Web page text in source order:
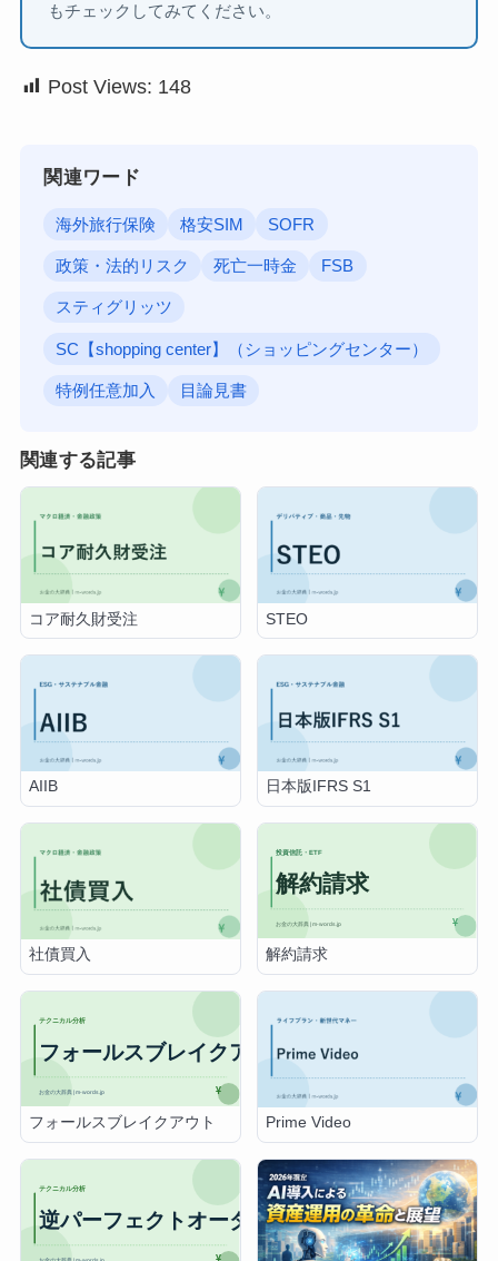
もチェックしてみてください。
Post Views: 148
関連ワード
海外旅行保険 格安SIM SOFR
政策・法的リスク 死亡一時金 FSB
スティグリッツ
SC【shopping center】（ショッピングセンター）
特例任意加入 目論見書
関連する記事
コア耐久財受注 STEO
AIIB 日本版IFRS S1
社債買入 解約請求
フォールスブレイクアウト Prime Video